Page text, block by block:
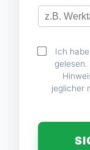
Ich
gelesen.
jeglicher